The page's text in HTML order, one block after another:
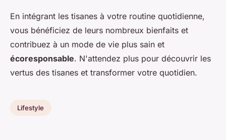
En intégrant les tisanes à votre routine quotidienne,
vous bénéficiez de leurs nombreux bienfaits et
contribuez à un mode de vie plus sain et
écoresponsable. N'attendez plus pour découvrir les
vertus des tisanes et transformer votre quotidien.
Lifestyle